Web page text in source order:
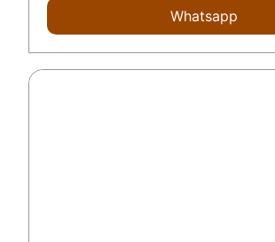
Whatsapp